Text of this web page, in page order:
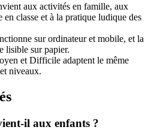
aux activités en famille, aux
classe et à la pratique ludique des
sur ordinateur et mobile, et la
lisible sur papier.
et Difficile adaptent le même
niveaux.
il aux enfants ?